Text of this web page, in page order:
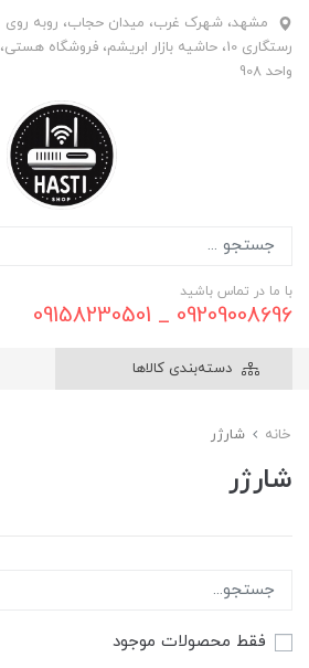
مشهد، شهرک غرب، میدان حجاب، روبه روی
رستگاری 10، حاشیه بازار ابریشم، فروشگاه هستی،
واحد 908
با ما در تماس باشید
09209008696 _ 09158230501
دسته‌بندی کالاها
خانه شارژر
شارژر
فقط محصولات موجود